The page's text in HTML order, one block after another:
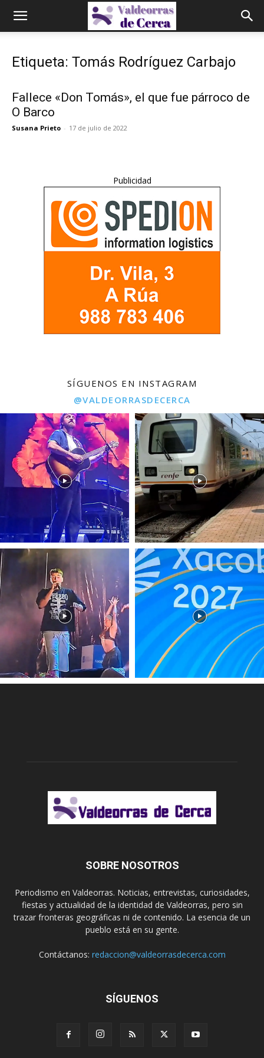
Etiqueta: Tomás Rodríguez Carbajo
Fallece «Don Tomás», el que fue párroco de
O Barco
Susana Prieto - 17 de julio de 2022
Publicidad
SÍGUENOS EN INSTAGRAM
@VALDEORRASDECERCA
SOBRE NOSOTROS
Periodismo en Valdeorras. Noticias, entrevistas, curiosidades,
fiestas y actualidad de la identidad de Valdeorras, pero sin
trazar fronteras geográficas ni de contenido. La esencia de un
pueblo está en su gente.
Contáctanos: redaccion@valdeorrasdecerca.com
SÍGUENOS